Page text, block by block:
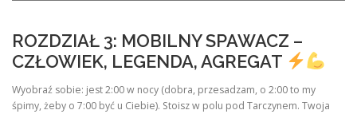
ROZDZIAŁ 3: MOBILNY SPAWACZ –
CZŁOWIEK, LEGENDA, AGREGAT
Wyobraź sobie: jest 2:00 w nocy (dobra, przesadzam, o 2:00 to my
śpimy, żeby o 7:00 być u Ciebie). Stoisz w polu pod Tarczynem. Twoja